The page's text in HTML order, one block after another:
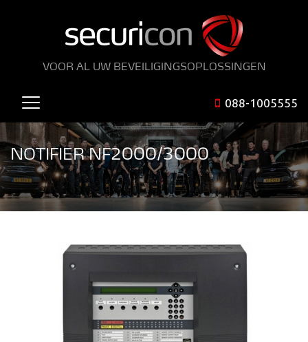
VOOR AL UW BEVEILIGINGSOPLOSSINGEN
088-1005555
NOTIFIER NF2000/3000